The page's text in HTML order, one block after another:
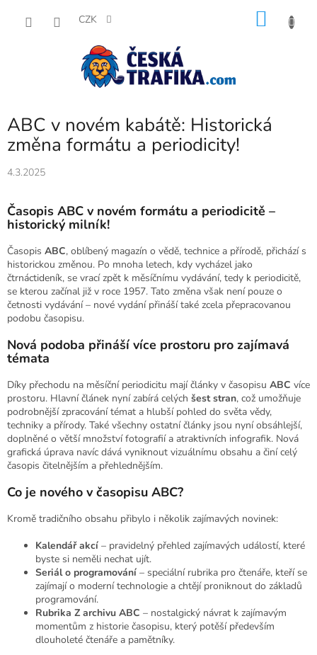
CZK
ABC v novém kabátě: Historická
změna formátu a periodicity!
4.3.2025
Časopis ABC v novém formátu a periodicitě –
historický milník!
Časopis ABC, oblíbený magazín o vědě, technice a přírodě, přichází s
historickou změnou. Po mnoha letech, kdy vycházel jako
čtrnáctideník, se vrací zpět k měsíčnímu vydávání, tedy k periodicitě,
se kterou začínal již v roce 1957. Tato změna však není pouze o
četnosti vydávání – nové vydání přináší také zcela přepracovanou
podobu časopisu.
Nová podoba přináší více prostoru pro zajímavá
témata
Díky přechodu na měsíční periodicitu mají články v časopisu ABC více
prostoru. Hlavní článek nyní zabírá celých šest stran, což umožňuje
podrobnější zpracování témat a hlubší pohled do světa vědy,
techniky a přírody. Také všechny ostatní články jsou nyní obsáhlejší,
doplněné o větší množství fotografií a atraktivních infografik. Nová
grafická úprava navíc dává vyniknout vizuálnímu obsahu a činí celý
časopis čitelnějším a přehlednějším.
Co je nového v časopisu ABC?
Kromě tradičního obsahu přibylo i několik zajímavých novinek:
Kalendář akcí – pravidelný přehled zajímavých událostí, které
byste si neměli nechat ujít.
Seriál o programování – speciální rubrika pro čtenáře, kteří se
zajímají o moderní technologie a chtějí proniknout do základů
programování.
Rubrika Z archivu ABC – nostalgický návrat k zajímavým
momentům z historie časopisu, který potěší především
dlouholeté čtenáře a pamětníky.